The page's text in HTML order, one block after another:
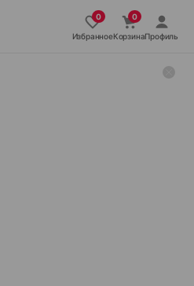
ИзбранноеКорзинаПрофиль